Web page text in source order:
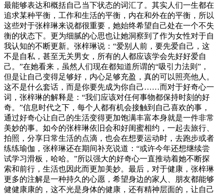
最能够表达和概括自己当下状态的词汇了。其实人们一生都在
追求某种平衡，工作和生活的平衡，内在和外在的平衡，所以
这些对于张梓琳来说都很重要，她始终希望自己处在一个不失
衡的状态下。更为细腻的心思也让她洞察到了作为女性对于自
我认知的不断更新。张梓琳说：“爱别人前，要先爱自己，这
不是自私，甚至无关男女，所有的人都应该学会先好好爱自
己。”在她看来，虽然人们现在都知道所谓的“吸引力法则”，
但是让自己变得足够好，内心足够充盈，真的可以照亮他人。
这不是什么套话，而是你要先成为你自己……而对于好奇心一
词，张梓琳的解释是：“我们应该对任何事物都保持时刻的好
奇。”信息时代之下，每个人都有机会接触到自己喜欢的事，
通过好奇心让自己的生活变得更加饱满丰富本身就是一件非常
美妙的事。如今的张梓琳依旧会和好闺蜜相约，一起去旅行、
拍照，分享日常生活的点滴，也会在想要运动时，去跑步或者
练练瑜伽，张梓琳还在期间补充说道：“或许今年还想继续尝
试学习滑板，哈哈。”所以强大的好奇心一直推动着她不断探
索和前行，生活也因此而更加美妙。最后，对于健康，张梓琳
更多的注解是一种持久的心愿，希望身边的家人、朋友都能够
健健康康的，这不光是身体的健康，还有精神层面的，让自己